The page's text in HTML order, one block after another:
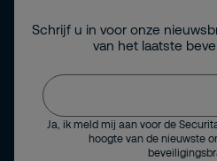
Schrijf u in voor onze
van het laatste
Ja, ik meld mij aan voor de
hoogte van de nieuwste